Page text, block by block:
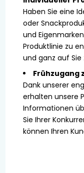
Haben Sie eine
oder
und
Produktlinie zu
und ganz auf
Frühzugang
Dank unserer
erhalten unsere
Informationen
Sie Ihrer
können Ihren